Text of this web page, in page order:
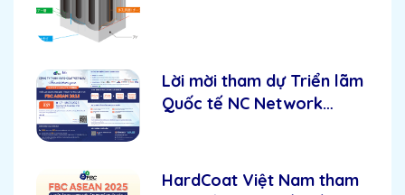
Lời mời tham dự Triển lãm
Quốc tế NC Network
HardCoat Việt Nam tham